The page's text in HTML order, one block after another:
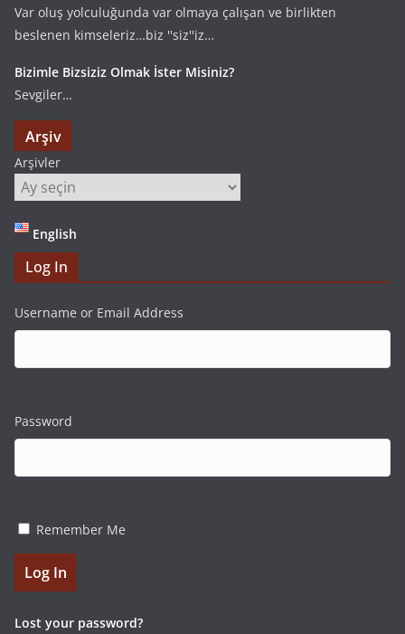
Var oluş yolculuğunda var olmaya çalışan ve birlikten
beslenen kimseleriz…biz ''siz''iz…
Bizimle Bizsiziz Olmak İster Misiniz?
Sevgiler…
Arşiv
Arşivler
English
Log In
Username or Email Address
Password
Remember Me
Log In
Lost your password?